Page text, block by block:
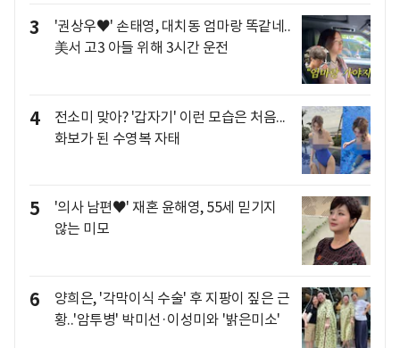
3
'권상우♥' 손태영, 대치동 엄마랑 똑같네..
美서 고3 아들 위해 3시간 운전
4
전소미 맞아? '갑자기' 이런 모습은 처음...
화보가 된 수영복 자태
5
'의사 남편♥' 재혼 윤해영, 55세 믿기지
않는 미모
6
양희은, '각막이식 수술' 후 지팡이 짚은 근
황..'암투병' 박미선·이성미와 '밝은미소'